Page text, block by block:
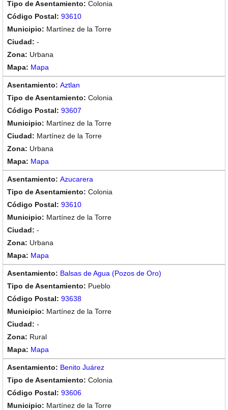
Colonia
93610
Martínez de la Torre
-
Urbana
Mapa
Aztlan
Colonia
93607
Martínez de la Torre
Martínez de la Torre
Urbana
Mapa
Azucarera
Colonia
93610
Martínez de la Torre
-
Urbana
Mapa
Balsas de Agua (Pozos de Oro)
Pueblo
93638
Martínez de la Torre
-
Rural
Mapa
Benito Juárez
Colonia
93606
Martínez de la Torre